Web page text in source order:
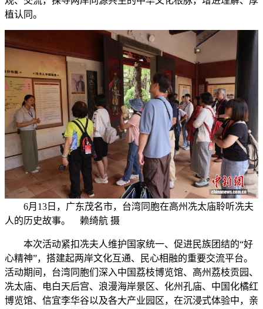
植认同。
6月13日，广东茂名市，台湾同胞在高州冼太庙聆听冼夫
人的历史故事。 赖绮航 摄
本次活动紧扣冼夫人维护国家统一、促进民族团结的“好
心精神”，搭建起两岸文化互通、民心相融的重要交流平台。
活动期间，台湾同胞们深入中国荔枝博览馆、高州荔枝贡园、
冼太庙、电白天后宫、浪漫海岸景区、化州孔庙、中国化橘红
博览馆、信宜李华谷以及各大产业园区，在沉浸式体验中，亲